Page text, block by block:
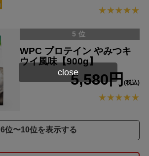
5位
WPC プロテイン やみつキ
ウイ風味【900g】
5,580円 (税込)
6位〜10位を表示する
close